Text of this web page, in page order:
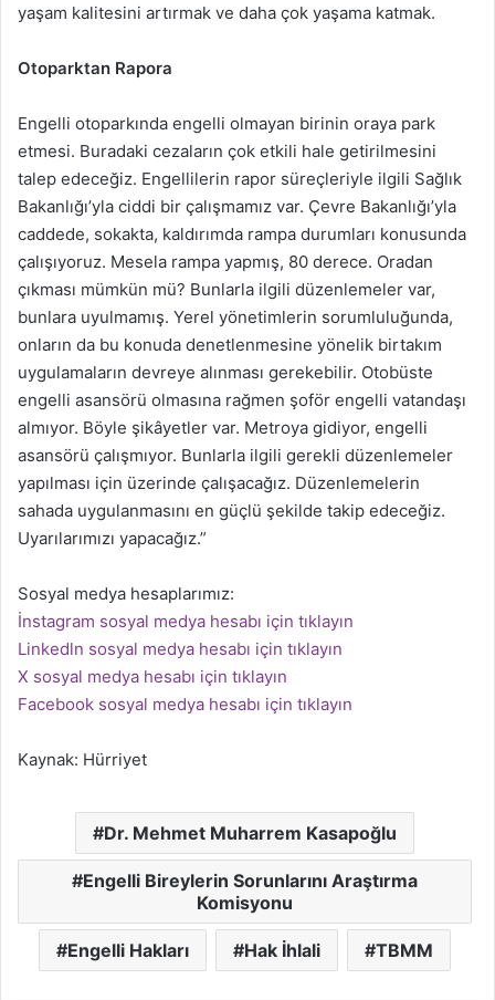
yaşam kalitesini artırmak ve daha çok yaşama katmak.
Otoparktan Rapora
Engelli otoparkında engelli olmayan birinin oraya park
etmesi. Buradaki cezaların çok etkili hale getirilmesini
talep edeceğiz. Engellilerin rapor süreçleriyle ilgili Sağlık
Bakanlığı’yla ciddi bir çalışmamız var. Çevre Bakanlığı’yla
caddede, sokakta, kaldırımda rampa durumları konusunda
çalışıyoruz. Mesela rampa yapmış, 80 derece. Oradan
çıkması mümkün mü? Bunlarla ilgili düzenlemeler var,
bunlara uyulmamış. Yerel yönetimlerin sorumluluğunda,
onların da bu konuda denetlenmesine yönelik birtakım
uygulamaların devreye alınması gerekebilir. Otobüste
engelli asansörü olmasına rağmen şoför engelli vatandaşı
almıyor. Böyle şikâyetler var. Metroya gidiyor, engelli
asansörü çalışmıyor. Bunlarla ilgili gerekli düzenlemeler
yapılması için üzerinde çalışacağız. Düzenlemelerin
sahada uygulanmasını en güçlü şekilde takip edeceğiz.
Uyarılarımızı yapacağız.”
Sosyal medya hesaplarımız:
İnstagram sosyal medya hesabı için tıklayın
Linkedln sosyal medya hesabı için tıklayın
X sosyal medya hesabı için tıklayın
Facebook sosyal medya hesabı için tıklayın
Kaynak: Hürriyet
Dr. Mehmet Muharrem Kasapoğlu
Engelli Bireylerin Sorunlarını Araştırma
Komisyonu
Engelli Hakları Hak İhlali TBMM